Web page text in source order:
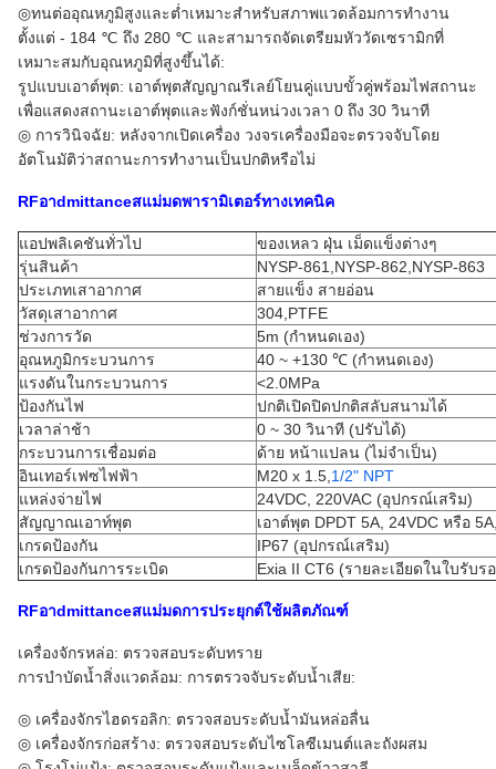
◎ทนต่ออุณหภูมิสูงและต่ำเหมาะสำหรับสภาพแวดล้อมการทำงาน
ตั้งแต่ - 184 ℃ ถึง 280 ℃ และสามารถจัดเตรียมหัววัดเซรามิกที่
เหมาะสมกับอุณหภูมิที่สูงขึ้นได้:
รูปแบบเอาต์พุต: เอาต์พุตสัญญาณรีเลย์โยนคู่แบบขั้วคู่พร้อมไฟสถานะ
เพื่อแสดงสถานะเอาต์พุตและฟังก์ชั่นหน่วงเวลา 0 ถึง 30 วินาที
◎ การวินิจฉัย: หลังจากเปิดเครื่อง วงจรเครื่องมือจะตรวจจับโดย
อัตโนมัติว่าสถานะการทำงานเป็นปกติหรือไม่
RFอาdmittanceสแม่มดพารามิเตอร์ทางเทคนิค
แอปพลิเคชันทั่วไป
ของเหลว ฝุ่น เม็ดแข็งต่างๆ
รุ่นสินค้า
NYSP-861,NYSP-862,NYSP-863
ประเภทเสาอากาศ
สายแข็ง สายอ่อน
วัสดุเสาอากาศ
304,PTFE
ช่วงการวัด
5m (กำหนดเอง)
อุณหภูมิกระบวนการ
40 ~ +130 ℃ (กำหนดเอง)
แรงดันในกระบวนการ
<2.0MPa
ป้องกันไฟ
ปกติเปิดปิดปกติสลับสนามได้
เวลาล่าช้า
0 ~ 30 วินาที (ปรับได้)
กระบวนการเชื่อมต่อ
ด้าย หน้าแปลน (ไม่จำเป็น)
อินเทอร์เฟซไฟฟ้า
M20 x 1.5, 1/2" NPT
แหล่งจ่ายไฟ
24VDC, 220VAC (อุปกรณ์เสริม)
สัญญาณเอาท์พุต
เอาต์พุต DPDT 5A, 24VDC หรือ
เกรดป้องกัน
IP67 (อุปกรณ์เสริม)
เกรดป้องกันการระเบิด
Exia II CT6 (รายละเอียดในใบรับร
RFอาdmittanceสแม่มดการประยุกต์ใช้ผลิตภัณฑ์
เครื่องจักรหล่อ: ตรวจสอบระดับทราย
การบำบัดน้ำสิ่งแวดล้อม: การตรวจจับระดับน้ำเสีย:
◎ เครื่องจักรไฮดรอลิก: ตรวจสอบระดับน้ำมันหล่อลื่น
◎ เครื่องจักรก่อสร้าง: ตรวจสอบระดับไซโลซีเมนต์และถังผสม